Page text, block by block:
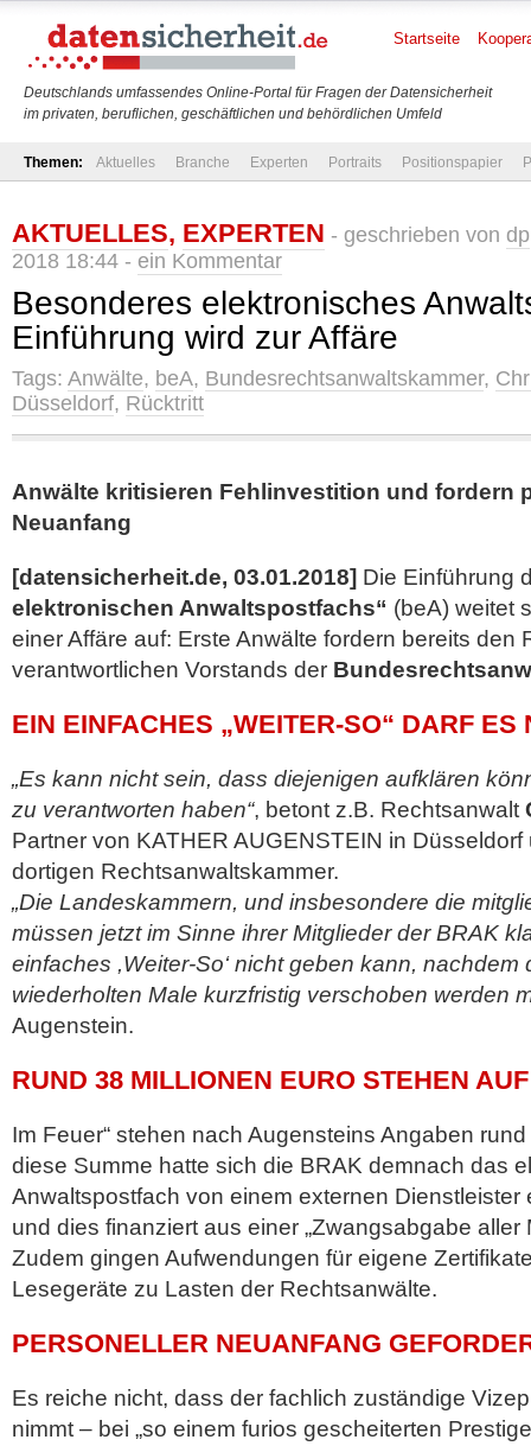
Deutschlands umfassendes Online-Portal für Fragen der Datensicherheit
im privaten, beruflichen, geschäftlichen und behördlichen Umfeld
Startseite
Themen: Aktuelles Branche Experten Portraits Positionspapier
AKTUELLES, EXPERTEN - geschrieben von dp
2018 18:44 - ein Kommentar
Besonderes elektronisches
Einführung wird zur Affäre
Tags: Anwälte, beA, Bundesrechtsanwaltskammer,
Düsseldorf, Rücktritt
Anwälte kritisieren Fehlinvestition und fordern
Neuanfang
[datensicherheit.de, 03.01.2018] Die Einführung
elektronischen Anwaltspostfachs“ (beA) weitet
einer Affäre auf: Erste Anwälte fordern bereits den
verantwortlichen Vorstands der
EIN EINFACHES „WEITER-SO“ DARF ES
„Es kann nicht sein, dass diejenigen aufklären
zu verantworten haben“, betont z.B. Rechtsanwalt
Partner von KATHER AUGENSTEIN in Düsseldorf
dortigen Rechtsanwaltskammer.
„Die Landeskammern, und insbesondere die
müssen jetzt im Sinne ihrer Mitglieder der BRAK
einfaches ,Weiter-So‘ nicht geben kann, nachdem
wiederholten Male kurzfristig verschoben werden
Augenstein.
RUND 38 MILLIONEN EURO STEHEN
Im Feuer“ stehen nach Augensteins Angaben
diese Summe hatte sich die BRAK demnach das
Anwaltspostfach von einem externen Dienstleister
und dies finanziert aus einer „Zwangsabgabe aller
Zudem gingen Aufwendungen für eigene
Lesegeräte zu Lasten der Rechtsanwälte.
PERSONELLER NEUANFANG
Es reiche nicht, dass der fachlich zuständige
nimmt – bei „so einem furios gescheiterten